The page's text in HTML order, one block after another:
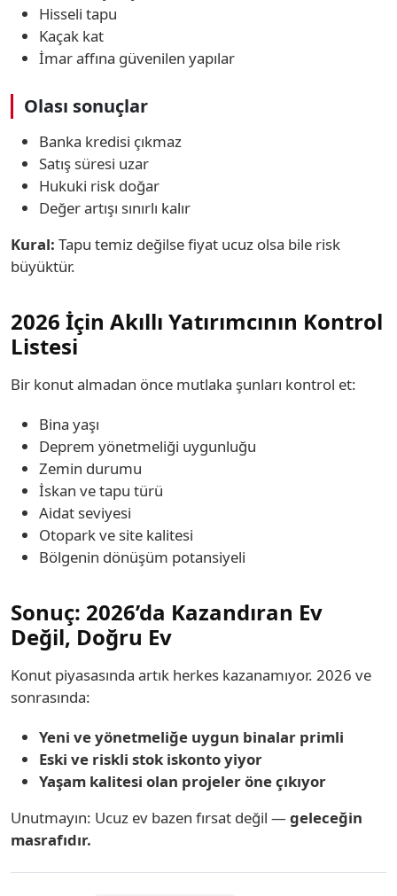
Hisseli tapu
Kaçak kat
İmar affına güvenilen yapılar
Olası sonuçlar
Banka kredisi çıkmaz
Satış süresi uzar
Hukuki risk doğar
Değer artışı sınırlı kalır
Kural: Tapu temiz değilse fiyat ucuz olsa bile risk
büyüktür.
2026 İçin Akıllı Yatırımcının Kontrol
Listesi
Bir konut almadan önce mutlaka şunları kontrol et:
Bina yaşı
Deprem yönetmeliği uygunluğu
Zemin durumu
İskan ve tapu türü
Aidat seviyesi
Otopark ve site kalitesi
Bölgenin dönüşüm potansiyeli
Sonuç: 2026’da Kazandıran Ev
Değil, Doğru Ev
Konut piyasasında artık herkes kazanamıyor. 2026 ve
sonrasında:
Yeni ve yönetmeliğe uygun binalar primli
Eski ve riskli stok iskonto yiyor
Yaşam kalitesi olan projeler öne çıkıyor
Unutmayın: Ucuz ev bazen fırsat değil — geleceğin
masrafıdır.